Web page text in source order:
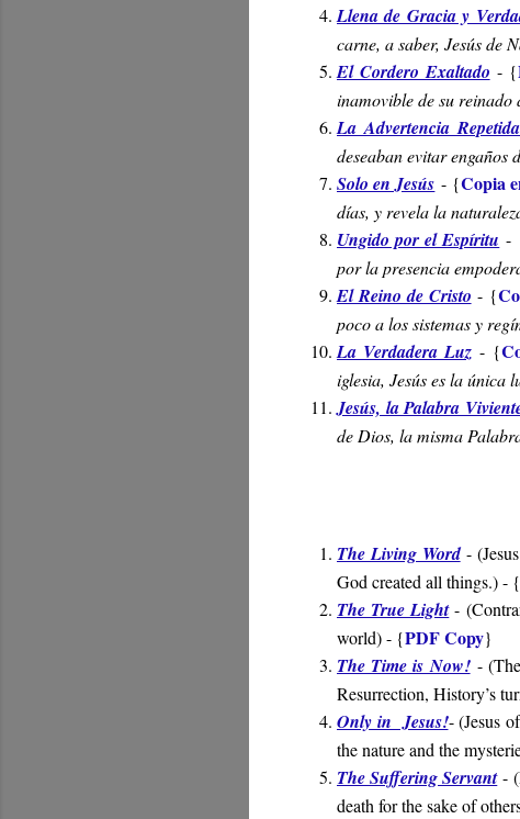
Llena de Gracia y
carne, a saber, Jesús de
El Cordero Exaltado - {
inamovible de su
La Advertencia
deseaban evitar engaños
Solo en Jesús -{Copia
días, y revela la
Ungido por el Espíritu -
por la presencia
El Reino de Cristo - {
poco a los sistemas y
La Verdadera Luz - {
iglesia, Jesús es la única
Jesús, la Palabra
de Dios, la misma
The Living Word- (
God created all things.) - {
The True Light- (
world) - {PDF Copy}
The Time is Now!- (
Resurrection, History’s
Only in Jesus!- (Jesus
the nature and the
The Suffering Servant-
death for the sake of